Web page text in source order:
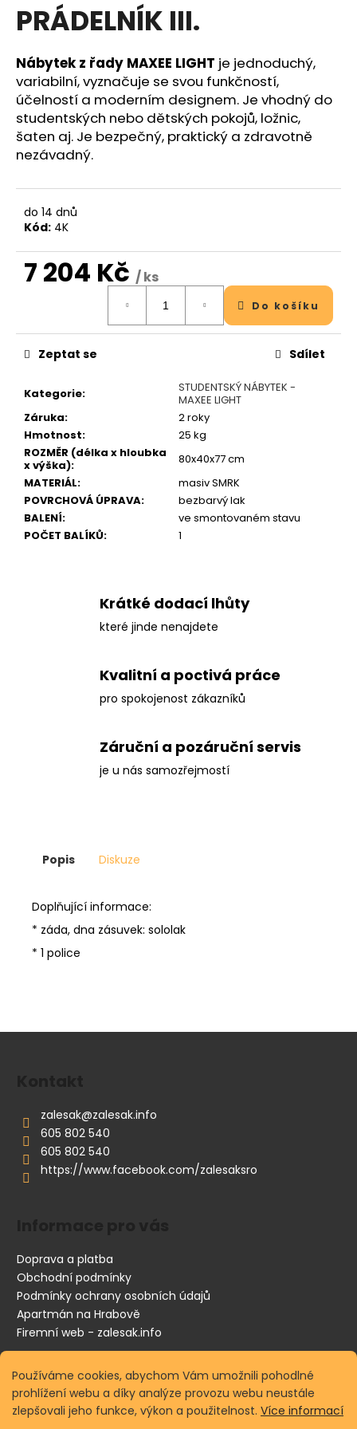
Používáme cookies, abychom Vám umožnili pohodlné
prohlížení webu a díky analýze provozu webu neustále
zlepšovali jeho funkce, výkon a použitelnost. Více informací
PRÁDELNÍK III.
Nábytek z řady MAXEE LIGHT je jednoduchý,
variabilní, vyznačuje se svou funkčností,
účelností a moderním designem. Je vhodný do
studentských nebo dětských pokojů, ložnic,
šaten aj. Je bezpečný, praktický a zdravotně
nezávadný.
do 14 dnů
Kód: 4K
7 204 Kč / ks
Do košíku
Kategorie:
STUDENTSKÝ NÁBYTEK -
MAXEE LIGHT
Záruka:
2 roky
Hmotnost:
25 kg
ROZMĚR (délka x hloubka
x výška):
80x40x77 cm
MATERIÁL:
masiv SMRK
POVRCHOVÁ ÚPRAVA:
bezbarvý lak
BALENÍ:
ve smontovaném stavu
POČET BALÍKŮ: 1
Zeptat se Sdílet
Krátké dodací lhůty
které jinde nenajdete
Kvalitní a poctivá práce
pro spokojenost zákazníků
Záruční a pozáruční servis
je u nás samozřejmostí
Popis Diskuze
Doplňující informace:
* záda, dna zásuvek: sololak
* 1 police
a
í
t
?
Hledat
D
p
č
u
m
e
zalesak@zalesak.info
605 802 540
605 802 540
https://www.facebook.com/zalesaksro
Doprava a platba
Obchodní podmínky
Podmínky ochrany osobních údajů
Apartmán na Hrabově
Firemní web - zalesak.info
Vyhledávání